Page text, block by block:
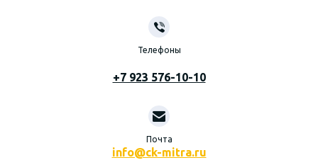
Телефоны
+7 923 576-10-10
Почта
info@ck-mitra.ru